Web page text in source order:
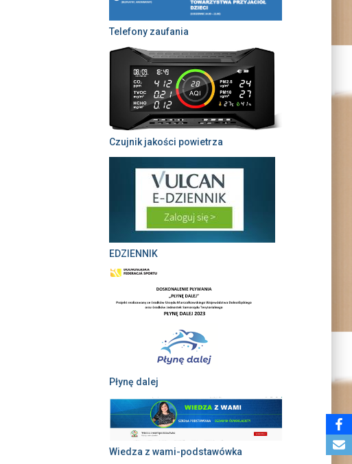
Telefony zaufania
Czujnik jakości powietrza
EDZIENNIK
Płynę dalej
Wiedza z wami-podstawówka